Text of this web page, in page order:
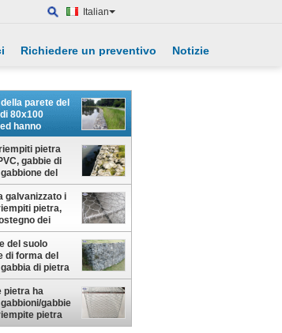
Italian
Richiedere un preventivo Notizie
parete del
80x100
hanno
il trattamento
pietra
gabbie di
del
galvanizzato i
pietra,
dei
gabbione
del suolo
di forma del
di pietra
pietra ha
gabbie
pietra
del